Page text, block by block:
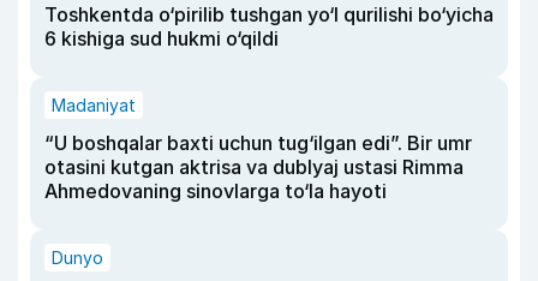
Toshkentda o‘pirilib tushgan yo‘l qurilishi bo‘yicha
6 kishiga sud hukmi o‘qildi
Madaniyat
“U boshqalar baxti uchun tug‘ilgan edi”. Bir umr
otasini kutgan aktrisa va dublyaj ustasi Rimma
Ahmedovaning sinovlarga to‘la hayoti
Dunyo